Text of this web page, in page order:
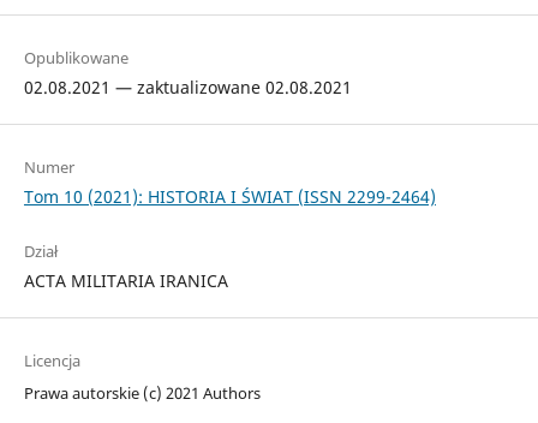
Opublikowane
02.08.2021 — zaktualizowane 02.08.2021
Numer
Tom 10 (2021): HISTORIA I ŚWIAT (ISSN 2299-2464)
Dział
ACTA MILITARIA IRANICA
Licencja
Prawa autorskie (c) 2021 Authors